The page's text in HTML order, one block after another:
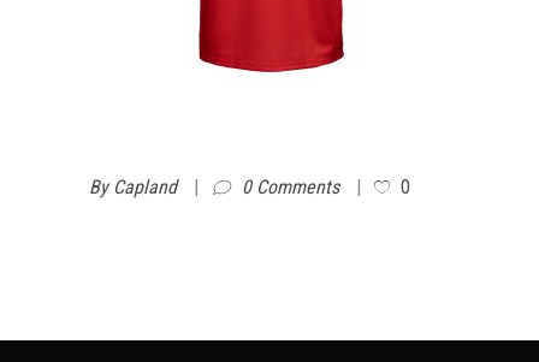
By Capland 0 Comments 0